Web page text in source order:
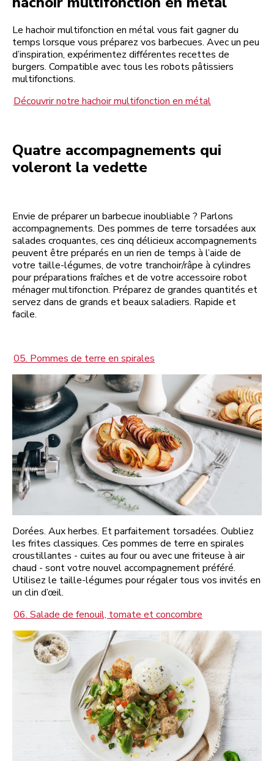
Le hachoir multifonction en métal vous fait gagner du
temps lorsque vous préparez vos barbecues. Avec un peu
d’inspiration, expérimentez différentes recettes de
burgers. Compatible avec tous les robots pâtissiers
multifonctions.
Découvrir notre hachoir multifonction en métal
Quatre accompagnements qui
voleront la vedette
Envie de préparer un barbecue inoubliable ? Parlons
accompagnements. Des pommes de terre torsadées aux
salades croquantes, ces cinq délicieux accompagnements
peuvent être préparés en un rien de temps à l’aide de
votre taille-légumes, de votre tranchoir/râpe à cylindres
pour préparations fraîches et de votre accessoire robot
ménager multifonction. Préparez de grandes quantités et
servez dans de grands et beaux saladiers. Rapide et
facile.
05. Pommes de terre en spirales
Dorées. Aux herbes. Et parfaitement torsadées. Oubliez
les frites classiques. Ces pommes de terre en spirales
croustillantes - cuites au four ou avec une friteuse à air
chaud - sont votre nouvel accompagnement préféré.
Utilisez le taille-légumes pour régaler tous vos invités en
un clin d’œil.
06. Salade de fenouil, tomate et concombre